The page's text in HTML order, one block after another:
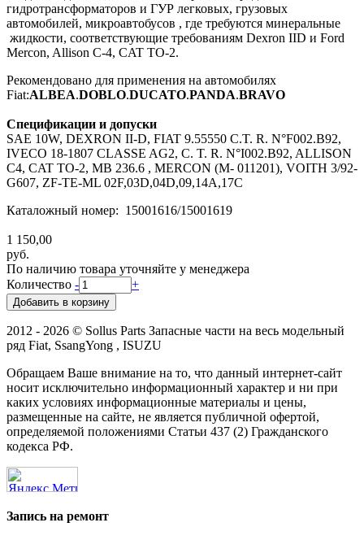
гидротрансформаторов и ГУР легковых, грузовых
автомобилей, микроавтобусов , где требуются минеральные
жидкости, соответствующие требованиям Dexron IID и Ford
Mercon, Allison C-4, CAT TO-2.
Рекомендовано для применения на автомобилях
Fiat:ALBEA.DOBLO.DUCATO.PANDA.BRAVO
Спецификации и допуски
SAE 10W, DEXRON II-D, FIAT 9.55550 C.T. R. N°F002.B92,
IVECO 18-1807 CLASSE AG2, C. T. R. N°I002.B92, ALLISON
C4, CAT TO-2, MB 236.6 , MERCON (M- 011201), VOITH 3/92-
G607, ZF-TE-ML 02F,03D,04D,09,14A,17C
Каталожный номер: 15001616/15001619
1 150,00
руб.
По наличию товара уточняйте у менеджера
Количество - +
2012 - 2026 © Sollus Parts Запасные части на весь модельный
ряд Fiat, SsangYong , ISUZU
Обращаем Ваше внимание на то, что данный интернет-сайт
носит исключительно информационный характер и ни при
каких условиях информационные материалы и цены,
размещенные на сайте, не является публичной офертой,
определяемой положениями Статьи 437 (2) Гражданского
кодекса РФ.
Запись на ремонт